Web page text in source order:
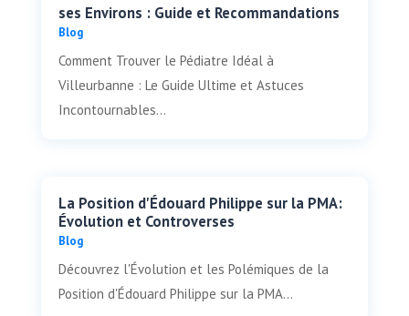
ses Environs : Guide et Recommandations
Blog
Comment Trouver le Pédiatre Idéal à
Villeurbanne : Le Guide Ultime et Astuces
Incontournables...
La Position d'Édouard Philippe sur la PMA:
Évolution et Controverses
Blog
Découvrez l'Évolution et les Polémiques de la
Position d'Édouard Philippe sur la PMA...